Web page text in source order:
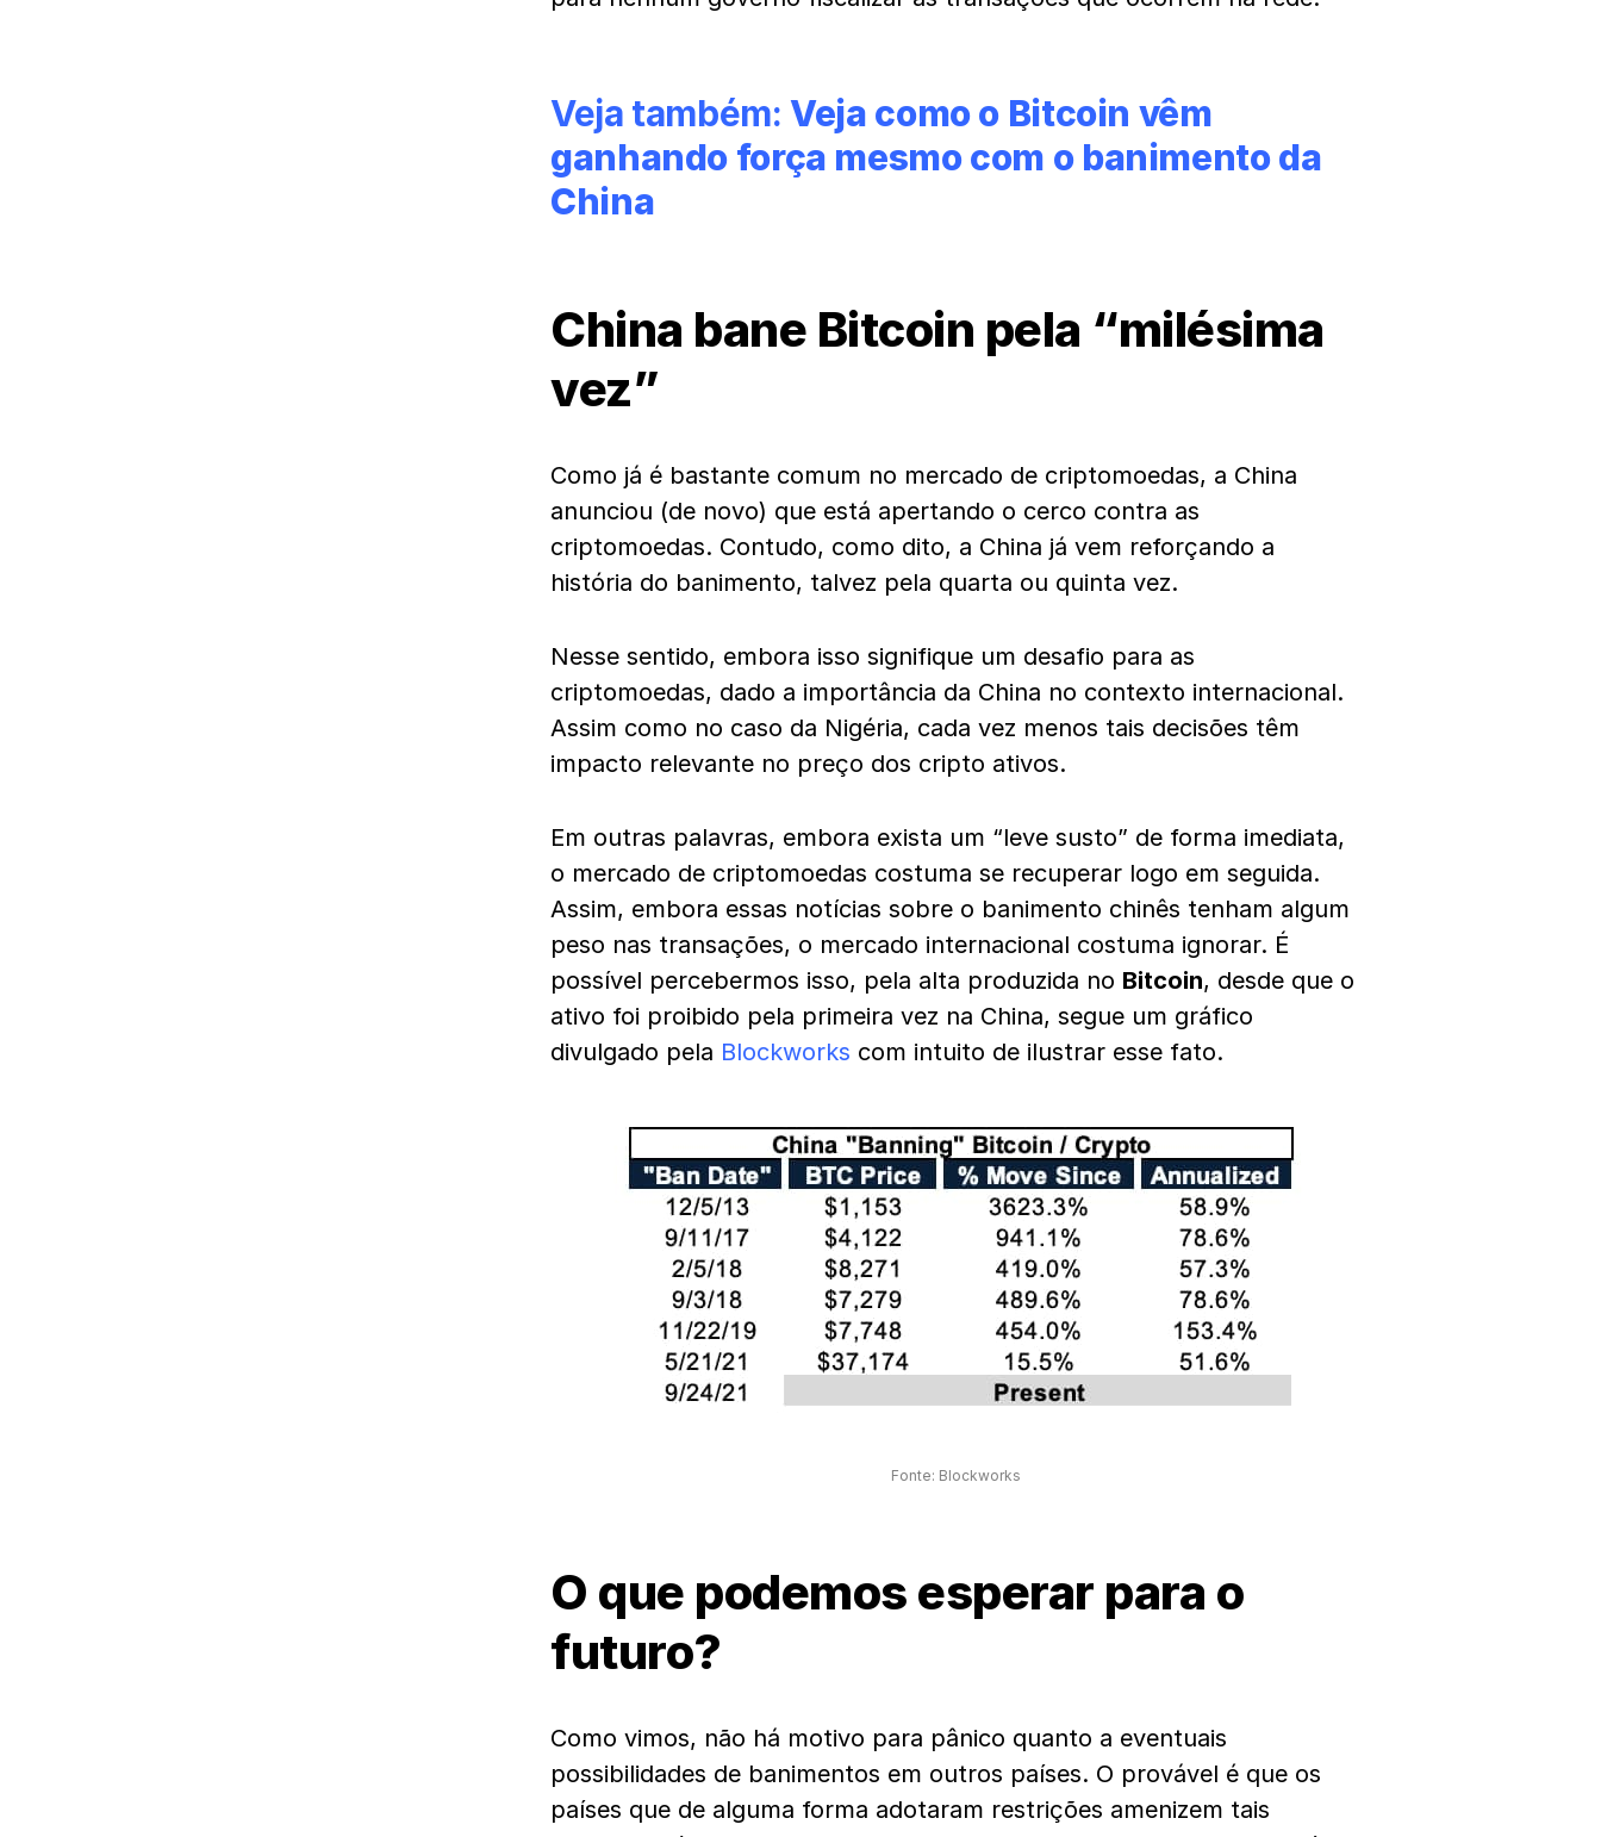
Veja também:Veja como o Bitcoin vêm
ganhando força mesmo com o banimento da
China
China bane Bitcoin pela “milésima
vez”
Como já é bastante comum no mercado de criptomoedas, a China
anunciou (de novo) que está apertando o cerco contra as
criptomoedas. Contudo, como dito, a China já vem reforçando a
história do banimento, talvez pela quarta ou quinta vez.
Nesse sentido, embora isso signifique um desafio para as
criptomoedas, dado a importância da China no contexto internacional.
Assim como no caso da Nigéria, cada vez menos tais decisões têm
impacto relevante no preço dos cripto ativos.
Em outras palavras, embora exista um “leve susto” de forma imediata,
o mercado de criptomoedas costuma se recuperar logo em seguida.
Assim, embora essas notícias sobre o banimento chinês tenham algum
peso nas transações, o mercado internacional costuma ignorar. É
possível percebermos isso, pela alta produzida no Bitcoin, desde que o
ativo foi proibido pela primeira vez na China, segue um gráfico
divulgado pela Blockworks com intuito de ilustrar esse fato.
Fonte: Blockworks
O que podemos esperar para o
futuro?
Como vimos, não há motivo para pânico quanto a eventuais
possibilidades de banimentos em outros países. O provável é que os
países que de alguma forma adotaram restrições amenizem tais